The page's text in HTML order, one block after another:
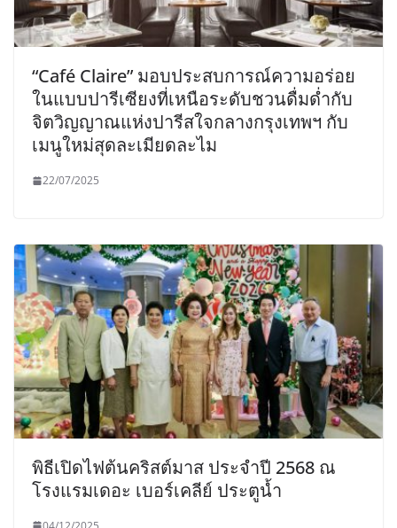
“Café Claire” มอบประสบการณ์ความอร่อย
ในแบบปารีเซียงที่เหนือระดับชวนดื่มด่ำกับ
จิตวิญญาณแห่งปารีสใจกลางกรุงเทพฯ กับ
เมนูใหม่สุดละเมียดละไม
22/07/2025
พิธีเปิดไฟต้นคริสต์มาส ประจำปี 2568 ณ
โรงแรมเดอะ เบอร์เคลีย์ ประตูน้ำ